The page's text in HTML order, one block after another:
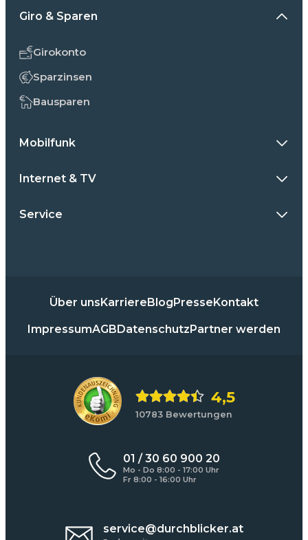
Giro & Sparen
Girokonto
Sparzinsen
Bausparen
Mobilfunk
Internet & TV
Service
Über unsKarriereBlogPresseKontakt
ImpressumAGBDatenschutzPartner werden
4,5
10783 Bewertungen
01 / 30 60 900 20
Mo - Do 8:00 - 17:00 Uhr
Fr 8:00 - 16:00 Uhr
service@durchblicker.at